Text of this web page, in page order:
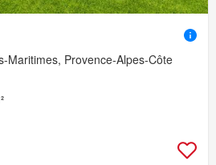
Maritimes, Provence-Alpes-Côte